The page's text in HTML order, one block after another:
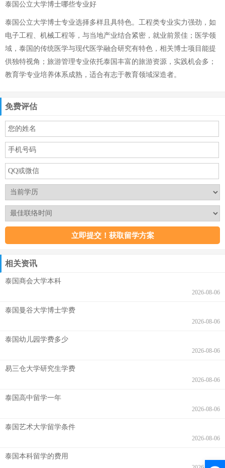
泰国公立大学博士哪些专业好
泰国公立大学博士专业选择多样且具特色。工程类专业实力强劲，如
电子工程、机械工程等，与当地产业结合紧密，就业前景佳；医学领
域，泰国的传统医学与现代医学融合研究有特色，相关博士项目能提
供独特视角；旅游管理专业依托泰国丰富的旅游资源，实践机会多；
教育学专业培养体系成熟，适合有志于教育领域深造者。
免费评估
相关资讯
泰国商会大学本科
2026-08-06
泰国曼谷大学博士学费
2026-08-06
泰国幼儿园学费多少
2026-08-06
易三仓大学研究生学费
2026-08-06
泰国高中留学一年
2026-08-06
泰国艺术大学留学条件
2026-08-06
泰国本科留学的费用